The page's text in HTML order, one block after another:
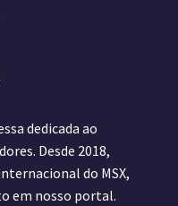
dedicada ao
Desde 2018,
do MSX,
em nosso portal.